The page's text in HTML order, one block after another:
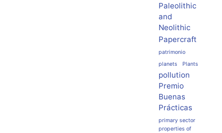
Paleolithic
and
Neolithic
Papercraft
patrimonio
planets
Plants
pollution
Premio
Buenas
Prácticas
primary sector
properties of